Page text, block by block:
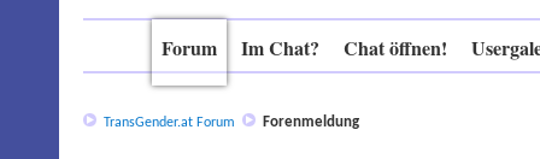
Forum Im Chat? Chat öffnen!
TransGender.at Forum Forenmeldung